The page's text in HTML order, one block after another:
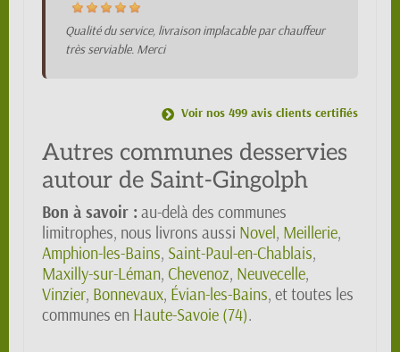
Qualité du service, livraison implacable par chauffeur
très serviable. Merci
Voir nos 499 avis clients certifiés
Autres communes desservies
autour de Saint-Gingolph
Bon à savoir : au-delà des communes
limitrophes, nous livrons aussi Novel, Meillerie,
Amphion-les-Bains, Saint-Paul-en-Chablais,
Maxilly-sur-Léman, Chevenoz, Neuvecelle,
Vinzier, Bonnevaux, Évian-les-Bains, et toutes les
communes en Haute-Savoie (74).